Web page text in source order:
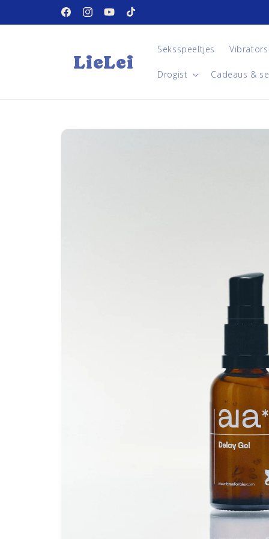
content
FacebookInstagramYouTubeTikTok
Let the fun begin...
LieLei
Seksspeeltjes Vibrators
Drogist Cadeaus &